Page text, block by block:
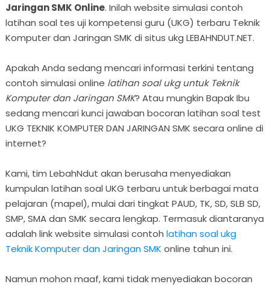
Jaringan SMK Online. Inilah website simulasi contoh
latihan soal tes uji kompetensi guru (UKG) terbaru Teknik
Komputer dan Jaringan SMK di situs ukg LEBAHNDUT.NET.
Apakah Anda sedang mencari informasi terkini tentang
contoh simulasi online latihan soal ukg untuk Teknik
Komputer dan Jaringan SMK? Atau mungkin Bapak Ibu
sedang mencari kunci jawaban bocoran latihan soal test
UKG TEKNIK KOMPUTER DAN JARINGAN SMK secara online di
internet?
Kami, tim LebahNdut akan berusaha menyediakan
kumpulan latihan soal UKG terbaru untuk berbagai mata
pelajaran (mapel), mulai dari tingkat PAUD, TK, SD, SLB SD,
SMP, SMA dan SMK secara lengkap. Termasuk diantaranya
adalah link website simulasi contoh latihan soal ukg
Teknik Komputer dan Jaringan SMK online tahun ini.
Namun mohon maaf, kami tidak menyediakan bocoran